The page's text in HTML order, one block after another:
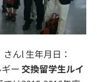
んl 生年月日：
ー交換留学生ルイ